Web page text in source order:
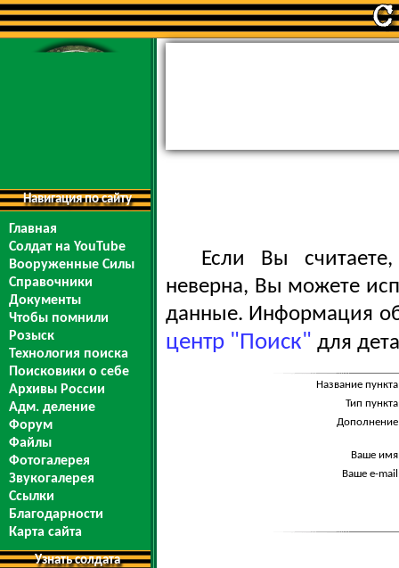
Навигация по сайту
Главная
Солдат на YouTube
Вооруженные Силы
Справочники
Документы
Чтобы помнили
Розыск
Технология поиска
Поисковики о себе
Архивы России
Адм. деление
Форум
Файлы
Фотогалерея
Звукогалерея
Ссылки
Благодарности
Карта сайта
Узнать солдата
Если Вы
неверна, Вы можете
данные. Информация
центр "Поиск" для
Название
Тип
Ваше
Ваше e-